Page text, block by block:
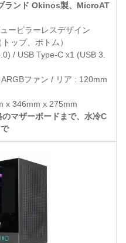
ランド Okinos製、MicroAT
ーピラーレスデザイン
ップ、ボトム）
/ USB Type-C x1 (USB 3.
ファン / リア : 120mm
x 346mm x 275mm
マザーボードまで、水冷C